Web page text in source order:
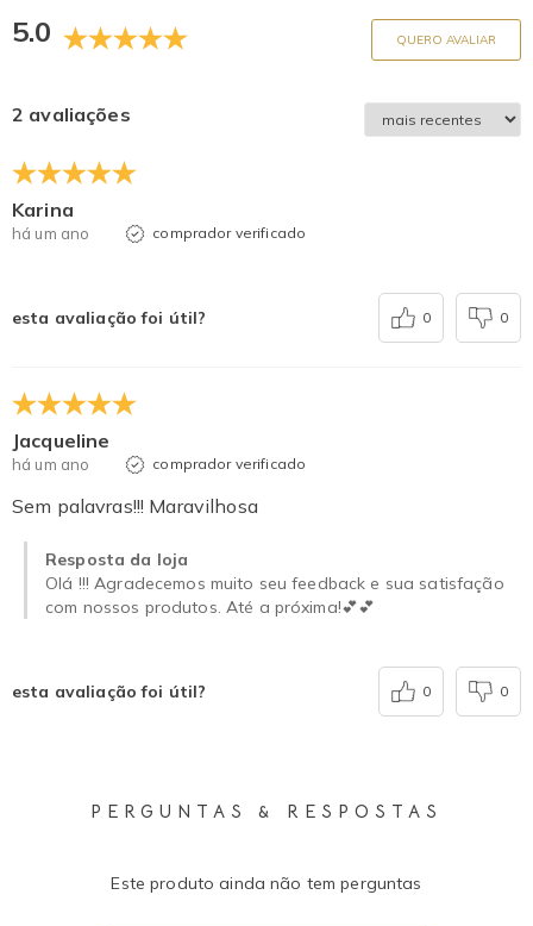
5.0 QUERO AVALIAR
2 avaliações
Karina
há um ano comprador verificado
esta avaliação foi útil? 0 0
Jacqueline
há um ano comprador verificado
Sem palavras!!! Maravilhosa
Resposta da loja
Olá !!! Agradecemos muito seu feedback e sua satisfação
com nossos produtos. Até a próxima!💕💕
esta avaliação foi útil? 0 0
PERGUNTAS & RESPOSTAS
Este produto ainda não tem perguntas